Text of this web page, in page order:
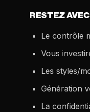
RESTEZ AVEC
Le contrôle
Vous
Les styles/
Génération
La